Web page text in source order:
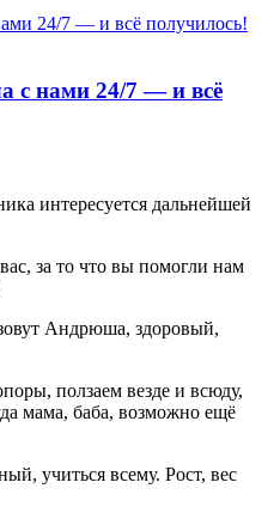
с нами 24/7 — и всё
интересуется дальнейшей
за то что вы помогли нам
Андрюша, здоровый,
ползаем везде и всюду,
мама, баба, возможно ещё
учиться всему. Рост, вес